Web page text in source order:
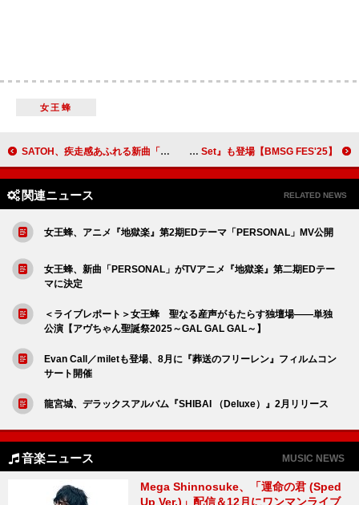
女王蜂
SATOH、疾走感あふれる新曲「新時代」配信リリース 【BMSG FES'25】がパッケージ化、発売記念グッズ『Mini Book Set』も登場
関連ニュース RELATED NEWS
女王蜂、アニメ『地獄楽』第2期EDテーマ「PERSONAL」MV公開
女王蜂、新曲「PERSONAL」がTVアニメ『地獄楽』第二期EDテー
マに決定
＜ライブレポート＞女王蜂 聖なる産声がもたらす独壇場――単独
公演【アヴちゃん聖誕祭2025～GAL GAL GAL～】
Evan Call／miletも登場、8月に『葬送のフリーレン』フィルムコン
サート開催
龍宮城、デラックスアルバム『SHIBAI （Deluxe）』2月リリース
音楽ニュース MUSIC NEWS
Mega Shinnosuke、「運命の君 (Sped
Up Ver.)」配信＆12月にワンマンライブ